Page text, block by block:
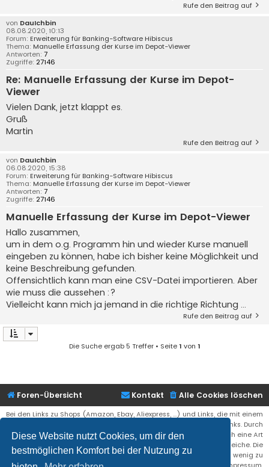
Diese Website nutzt Cookies, um dir den
bestmöglichen Komfort bei der Nutzung zu
Rufe den Beitrag auf
von DauIchbin
08.08.2020, 10:13
Forum: Erweiterung für Banking-Software Hibiscus
Thema: Manuelle Erfassung der Kurse im Depot-Viewer
Antworten: 7
Zugriffe: 27146
Re: Manuelle Erfassung der Kurse im Depot-
Viewer
Vielen Dank, jetzt klappt es.
Gruß
Martin
Rufe den Beitrag auf
von DauIchbin
06.08.2020, 15:38
Forum: Erweiterung für Banking-Software Hibiscus
Thema: Manuelle Erfassung der Kurse im Depot-Viewer
Antworten: 7
Zugriffe: 27146
Manuelle Erfassung der Kurse im Depot-Viewer
Hallo zusammen,
um in dem o.g. Programm hin und wieder Kurse manuell
eingeben zu können, habe ich bisher keine Möglichkeit und
keine Beschreibung gefunden.
Offensichtlich kann man eine CSV-Datei importieren. Aber
wie muss die aussehen :?
Vielleicht kann mich ja jemand in die richtige Richtung ...
Rufe den Beitrag auf
Die Suche ergab 5 Treffer • Seite1 von 1
Foren-Übersicht Alle Cookies löschen
Kontakt
Bei den Links zu Shops (Amazon, Ebay, Aliexpress, ...) und Links, die mit einem
Stern (*) markiert sind, kann es sich um sogenannte Affiliate Links. Durch
den Kauf eines Produktes über einen Affiliate Link erhälte ich eine Art
Umsatzbeteiligung gutgeschrieben. Für euch bleibt der Preis der gleiche. Die
Einnahmen helfen die Hostgebühren für diese Webseite ein wenig zu